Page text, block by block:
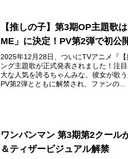
【推しの子】第3期OP主題歌
ME」に決定！PV第2弾で初公
2025年12月28日、ついにTVアニメ『
ング主題歌が正式発表されました！注
大な人気を誇るちゃんみな。彼女が歌
PV第2弾とともに解禁され、ファンの...
ワンパンマン 第3期第2クール
＆ティザービジュアル解禁